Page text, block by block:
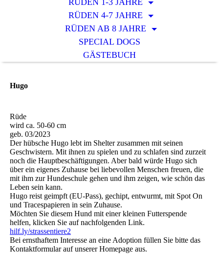
RÜDEN 1-3 JAHRE
RÜDEN 4-7 JAHRE
RÜDEN AB 8 JAHRE
SPECIAL DOGS
GÄSTEBUCH
Hugo
Rüde
wird ca. 50-60 cm
geb. 03/2023
Der hübsche Hugo lebt im Shelter zusammen mit seinen
Geschwistern. Mit ihnen zu spielen und zu schlafen sind zurzeit
noch die Hauptbeschäftigungen. Aber bald würde Hugo sich
über ein eigenes Zuhause bei liebevollen Menschen freuen, die
mit ihm zur Hundeschule gehen und ihm zeigen, wie schön das
Leben sein kann.
Hugo reist geimpft (EU-Pass), gechipt, entwurmt, mit Spot On
und Tracespapieren in sein Zuhause.
Möchten Sie diesem Hund mit einer kleinen Futterspende
helfen, klicken Sie auf nachfolgenden Link.
hilf.ly/strassentiere2
Bei ernsthaftem Interesse an eine Adoption füllen Sie bitte das
Kontaktformular auf unserer Homepage aus.